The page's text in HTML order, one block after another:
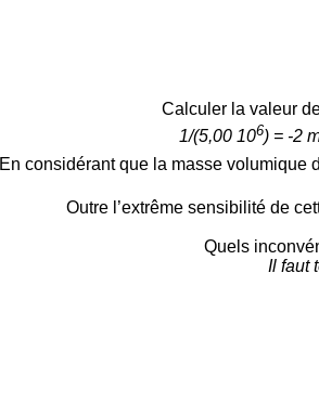
Calculer la valeur
1/(5,00 106) = -2
En considérant que la masse volumique
Outre l’extrême sensibilité de
Quels
Il faut